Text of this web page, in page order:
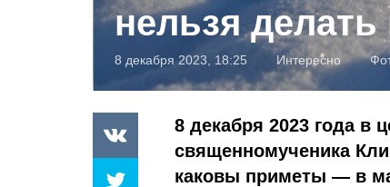
нельзя делать
8 декабря 2023, 18:25 Интересно
8 декабря 2023 года в
священномученика
каковы приметы — в